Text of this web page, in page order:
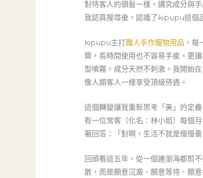
對待客人的頭髮一樣，講究成分與
我認真搜尋後，認識了kipupu這個
kipupu主打職人手作寵物用品 ，
算，長時間使用也不容易手痠。更
型噴霧，成分天然不刺激。我開始
像人類客人一樣享受頂級待遇。
這個轉變讓我重新思考「美」的定
有一位常客（化名：林小姐）每個
著回答：「對啊，生活不就是慢慢養
回頭看這五年，從一個連瀏海都剪
散，而是願意沉澱、願意等待、願